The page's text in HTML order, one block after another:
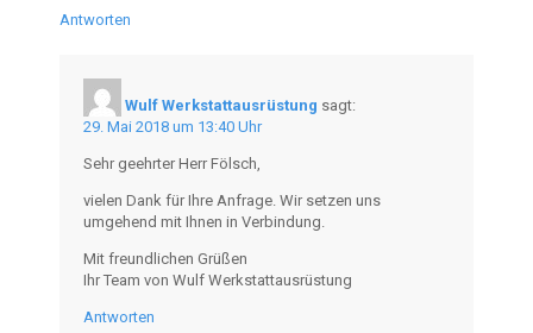
Antworten
Wulf Werkstattausrüstung sagt:
29. Mai 2018 um 13:40 Uhr
Sehr geehrter Herr Fölsch,
vielen Dank für Ihre Anfrage. Wir setzen uns
umgehend mit Ihnen in Verbindung.
Mit freundlichen Grüßen
Ihr Team von Wulf Werkstattausrüstung
Antworten